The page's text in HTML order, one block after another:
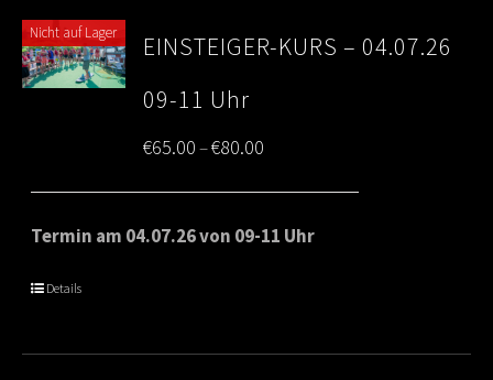
Nicht auf Lager
EINSTEIGER-KURS – 04.07.26
09-11 Uhr
€65.00–€80.00
range:
€65.00
Termin am 04.07.26 von 09-11 Uhr
Details